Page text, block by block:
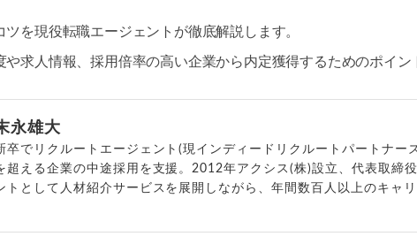
を現役転職エージェントが徹底解説します。
や求人情報、採用倍率の高い企業から内定獲得するためのポイン
永雄大
卒でリクルートエージェント(現インディードリクルートパートナー
超える企業の中途採用を支援。2012年アクシス(株)設立、代表取締
トとして人材紹介サービスを展開しながら、年間数百人以上のキャ